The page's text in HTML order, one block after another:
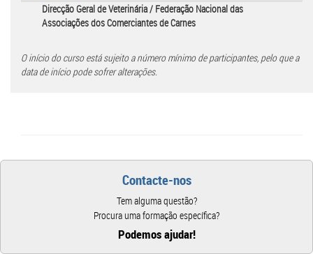
Direcção Geral de Veterinária / Federação Nacional das
Associações dos Comerciantes de Carnes
O início do curso está sujeito a número mínimo de participantes, pelo que a
data de início pode sofrer alterações.
Contacte-nos
Tem alguma questão?
Procura uma formação específica?
Podemos ajudar!